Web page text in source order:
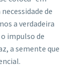
de
a verdadeira
impulso de
a semente que